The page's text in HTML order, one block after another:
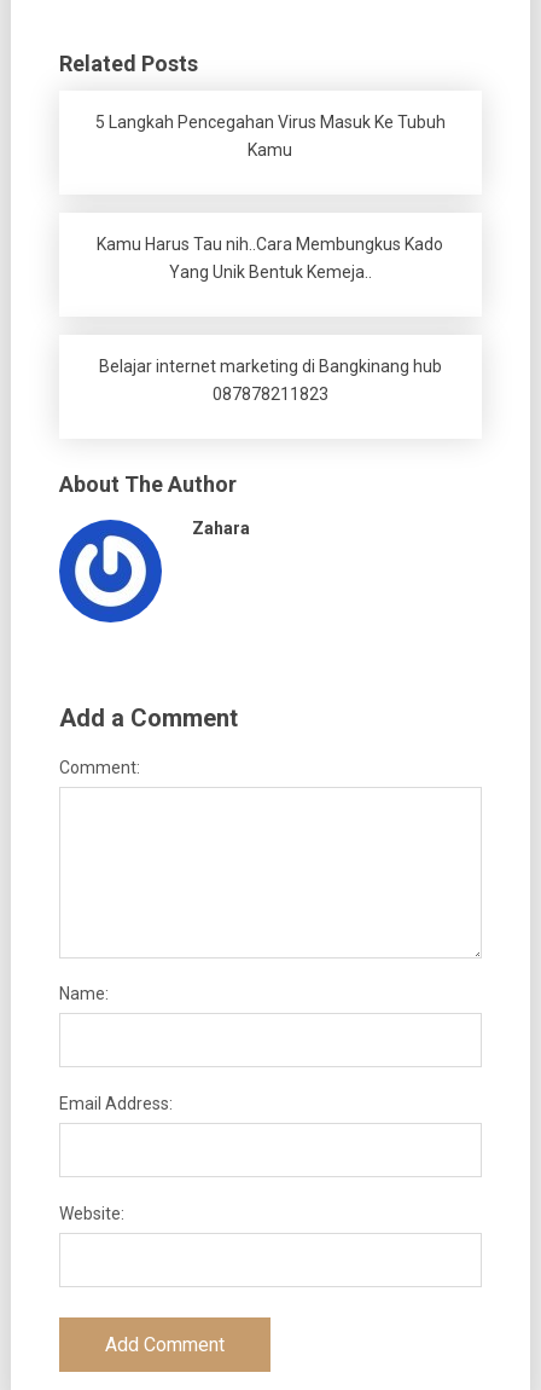
Related Posts
5 Langkah Pencegahan Virus Masuk Ke Tubuh
Kamu
Kamu Harus Tau nih..Cara Membungkus Kado
Yang Unik Bentuk Kemeja..
Belajar internet marketing di Bangkinang hub
087878211823
About The Author
Zahara
Add a Comment
Comment:
Name:
Email Address:
Website: